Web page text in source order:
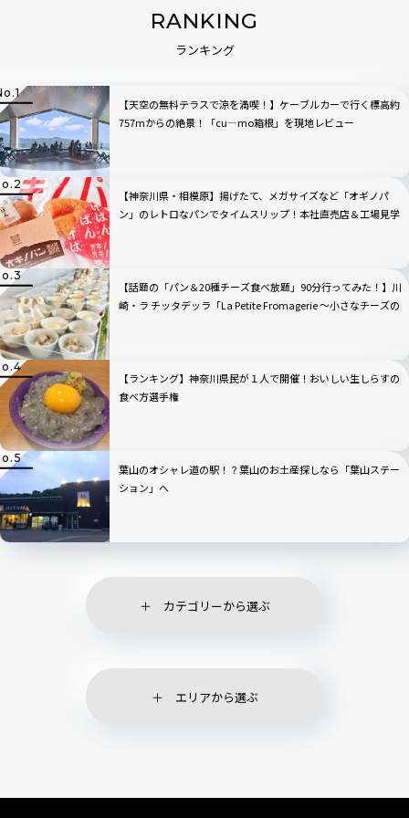
RANKING
ランキング
【天空の無料テラスで涼を満喫！】ケーブルカーで行く標高約
757mからの絶景！「cu―mo箱根」を現地レビュー
【神奈川県・相模原】揚げたて、メガサイズなど「オギノパ
ン」のレトロなパンでタイムスリップ！本社直売店＆工場見学
【話題の「パン＆20種チーズ食べ放題」90分行ってみた！】川
崎・ラ チッタデッラ「La Petite Fromagerie 〜小さなチーズの
【ランキング】神奈川県民が１人で開催！おいしい生しらすの
食べ方選手権
葉山のオシャレ道の駅！？葉山のお土産探しなら「葉山ステー
ション」へ
カテゴリーから選ぶ
エリアから選ぶ